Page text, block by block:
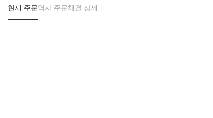
현재 주문역사 주문체결 상세